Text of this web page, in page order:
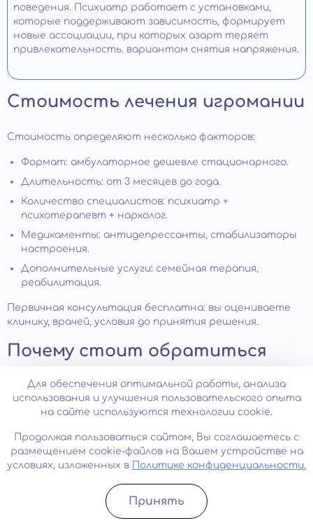
поведения. Психиатр работает с установками,
которые поддерживают зависимость, формирует
новые ассоциации, при которых азарт теряет
привлекательность. вариантом снятия напряжения.
Стоимость лечения игромании
Стоимость определяют несколько факторов:
Формат: амбулаторное дешевле стационарного.
Длительность: от 3 месяцев до года.
Количество специалистов: психиатр +
психотерапевт + нарколог.
Медикаменты: антидепрессанты, стабилизаторы
настроения.
Дополнительные услуги: семейная терапия,
реабилитация.
Первичная консультация бесплатна: вы оцениваете
клинику, врачей, условия до принятия решения.
Почему стоит обратиться
Наши врачи имеют опыт лечения аддикций более 15
зарубежных центрах. Владеют современными
протоколами. Регулярно повышают квалификацию,
участвуют в научных конференциях.
Не ставим на учет в наркодиспансер. Не сообщаем
работодателю. Не передаем информацию
третьим лицам, включая родственников без
Записатьcя
Для обеспечения оптимальной работы, анализа
использования и улучшения пользовательского опыта
на сайте используются технологии cookie.
Продолжая пользоваться сайтом, Вы соглашаетесь с
размещением cookie-файлов на Вашем устройстве на
условиях, изложенных в
Политике конфиденциальности.
Принять